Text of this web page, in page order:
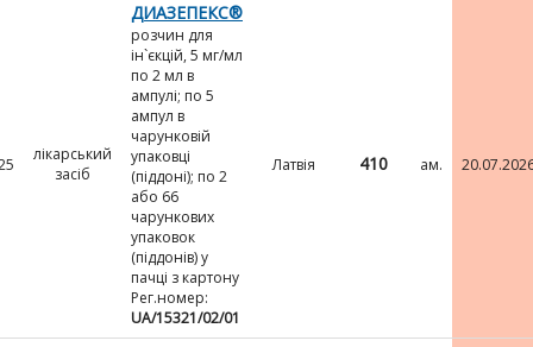
лікарський
засіб
ДИАЗЕПЕКС®
розчин для
ін`єкцій, 5 мг/мл
по 2 мл в
ампулі; по 5
ампул в
чарунковій
упаковці
(піддоні); по 2
або 66
чарункових
упаковок
(піддонів) у
пачці з картону
Рег.номер:
UA/15321/02/01
Латвія 410 ам.